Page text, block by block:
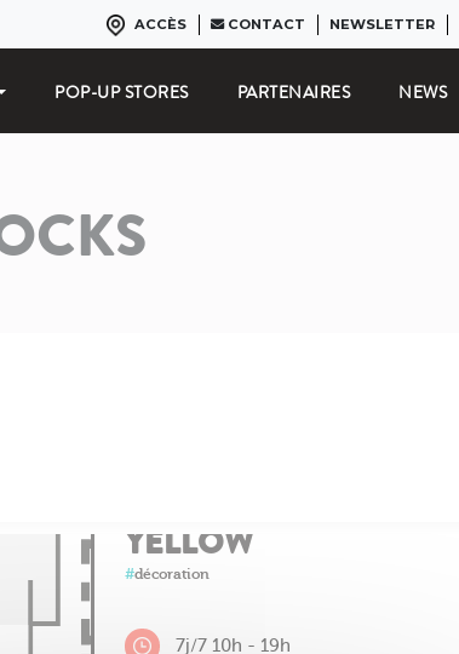
ACCÈS CONTACT NEWSLETTER
POP-UP STORES PARTENAIRES NEWS